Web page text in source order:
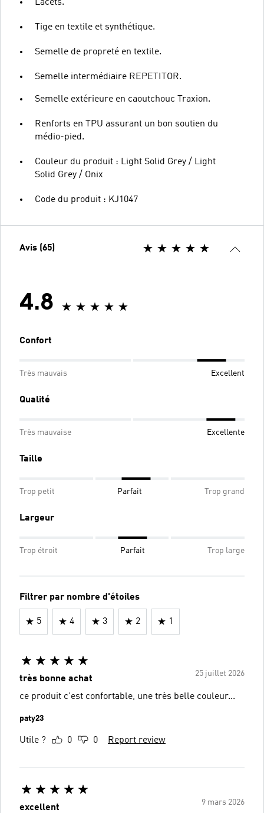
Lacets.
Tige en textile et synthétique.
Semelle de propreté en textile.
Semelle intermédiaire REPETITOR.
Semelle extérieure en caoutchouc Traxion.
Renforts en TPU assurant un bon soutien du
médio-pied.
Couleur du produit : Light Solid Grey / Light
Solid Grey / Onix
Code du produit : KJ1047
Avis (65)
4.8
Confort
Très mauvais Excellent
Qualité
Très mauvaise Excellente
Taille
Trop petit Parfait Trop grand
Largeur
Trop étroit Parfait Trop large
Filtrer par nombre d'étoiles
5 4 3 2 1
25 juillet 2026
très bonne achat
ce produit c'est confortable, une très belle couleur...
paty23
Utile ? 0 0 Report review
9 mars 2026
excellent